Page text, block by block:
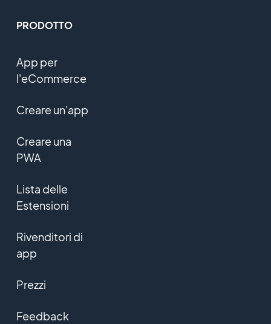
PRODOTTO
App per
l'eCommerce
Creare un'app
Creare una
PWA
Lista delle
Estensioni
Rivenditori di
app
Prezzi
Feedback